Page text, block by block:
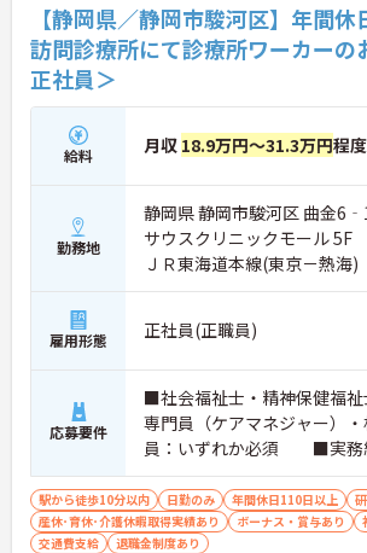
【静岡県／静岡市駿河区】年間
訪問診療所にて診療所ワーカー
正社員＞
給料 月収 18.9万円～31.3万円程度
勤務地
静岡県 静岡市駿河区 曲金
サウスクリニックモール 5F
ＪＲ東海道本線(東京－熱海)
歩6分
雇用形態 正社員(正職員)
応募要件
■社会福祉士・精神保健福祉
専門員（ケアマネジャー）
員：いずれか必須 ■実務
（相談支援業務） ※PCス
Wordの基本操作程度 ■普
免許（AT限定可）：不問
駅から徒歩10分以内 日勤のみ 年間休日110日以上
産休･育休･介護休暇取得実績あり
ボーナス・賞与あり
交通費支給
退職金制度あり